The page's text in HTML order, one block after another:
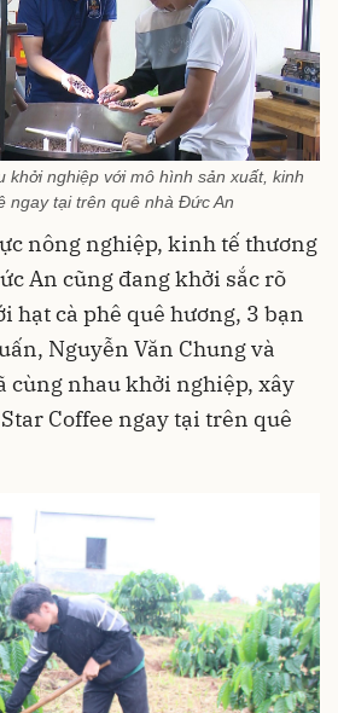
khởi nghiệp với mô hình sản xuất, kinh
ngay tại trên quê nhà Đức An
nông nghiệp, kinh tế thương
An cũng đang khởi sắc rõ
hạt cà phê quê hương, 3 bạn
Nguyễn Văn Chung và
cùng nhau khởi nghiệp, xây
Coffee ngay tại trên quê